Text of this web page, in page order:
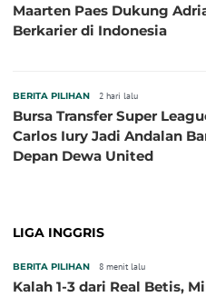
Maarten Paes Dukung
Berkarier di Indonesia
BERITA PILIHAN 2 hari lalu
Bursa Transfer Super
Carlos Iury Jadi Andalan
Depan Dewa United
LIGA INGGRIS
BERITA PILIHAN 8 menit lalu
Kalah 1-3 dari Real Betis,